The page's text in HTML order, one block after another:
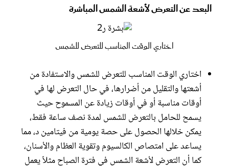
البعد عن التعرض لأشعة الشمس المباشرة
اختاري الوقت المناسب للتعرض للشمس
اختاري الوقت المناسب للتعرض للشمس والاستفادة من
أشعتها والتقليل من أضرارها، في حال التعرض لها في
أوقات مناسبة أو في أوقات زيادة عن المسموح حيث
يسمح للحامل بالتعرض للشمس لمدة نصف ساعة فقط،
يمكن خلالها الحصول على حصة يومية من فيتامين د، مما
يساعد على امتصاص الكالسيوم وتقوية العظام والأسنان،
كما أن التعرض لأشعة الشمس في فترة الصباح مثلاً يعمل